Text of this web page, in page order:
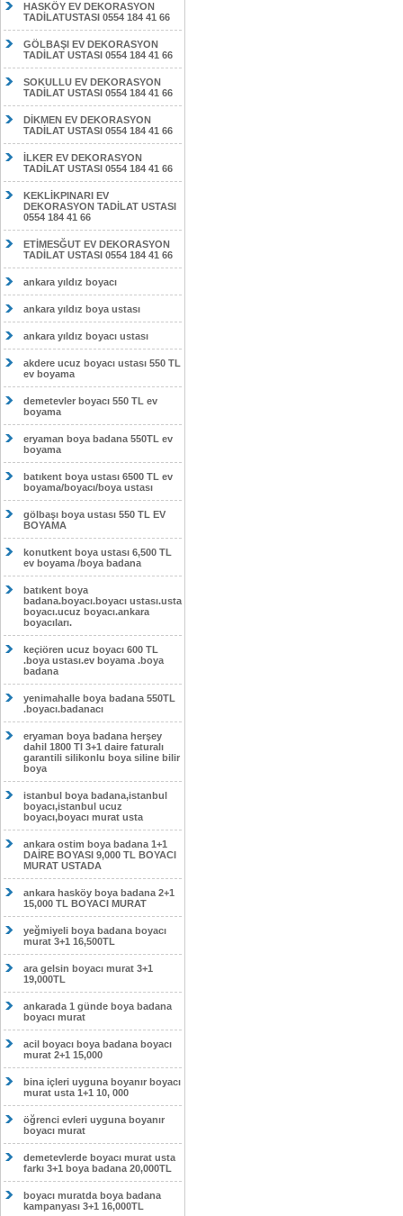
HASKÖY EV DEKORASYON
TADİLATUSTASI 0554 184 41 66
GÖLBAŞI EV DEKORASYON
TADİLAT USTASI 0554 184 41 66
SOKULLU EV DEKORASYON
TADİLAT USTASI 0554 184 41 66
DİKMEN EV DEKORASYON
TADİLAT USTASI 0554 184 41 66
İLKER EV DEKORASYON
TADİLAT USTASI 0554 184 41 66
KEKLİKPINARI EV
DEKORASYON TADİLAT USTASI
0554 184 41 66
ETİMESĞUT EV DEKORASYON
TADİLAT USTASI 0554 184 41 66
ankara yıldız boyacı
ankara yıldız boya ustası
ankara yıldız boyacı ustası
akdere ucuz boyacı ustası 550 TL
ev boyama
demetevler boyacı 550 TL ev
boyama
eryaman boya badana 550TL ev
boyama
batıkent boya ustası 6500 TL ev
boyama/boyacı/boya ustası
gölbaşı boya ustası 550 TL EV
BOYAMA
konutkent boya ustası 6,500 TL
ev boyama /boya badana
batıkent boya
badana.boyacı.boyacı ustası.usta
boyacı.ucuz boyacı.ankara
boyacıları.
keçiören ucuz boyacı 600 TL
.boya ustası.ev boyama .boya
badana
yenimahalle boya badana 550TL
.boyacı.badanacı
eryaman boya badana herşey
dahil 1800 Tl 3+1 daire faturalı
garantili silikonlu boya siline bilir
boya
istanbul boya badana,istanbul
boyacı,istanbul ucuz
boyacı,boyacı murat usta
ankara ostim boya badana 1+1
DAİRE BOYASI 9,000 TL BOYACI
MURAT USTADA
ankara hasköy boya badana 2+1
15,000 TL BOYACI MURAT
yeğmiyeli boya badana boyacı
murat 3+1 16,500TL
ara gelsin boyacı murat 3+1
19,000TL
ankarada 1 günde boya badana
boyacı murat
acil boyacı boya badana boyacı
murat 2+1 15,000
bina içleri uyguna boyanır boyacı
murat usta 1+1 10, 000
öğrenci evleri uyguna boyanır
boyacı murat
demetevlerde boyacı murat usta
farkı 3+1 boya badana 20,000TL
boyacı muratda boya badana
kampanyası 3+1 16,000TL